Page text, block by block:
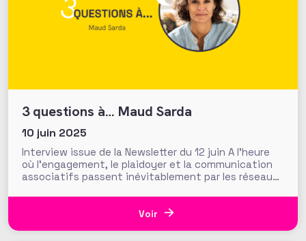
3 questions à… Maud Sarda
10 juin 2025
Interview issue de la Newsletter du 12 juin A l’heure
où l’engagement, le plaidoyer et la communication
associatifs passent inévitablement par les réseaux
promouvoir son organisation, sa cause, voire son
écosystème ? Ce sujet du « Self branding » sera au
Voir